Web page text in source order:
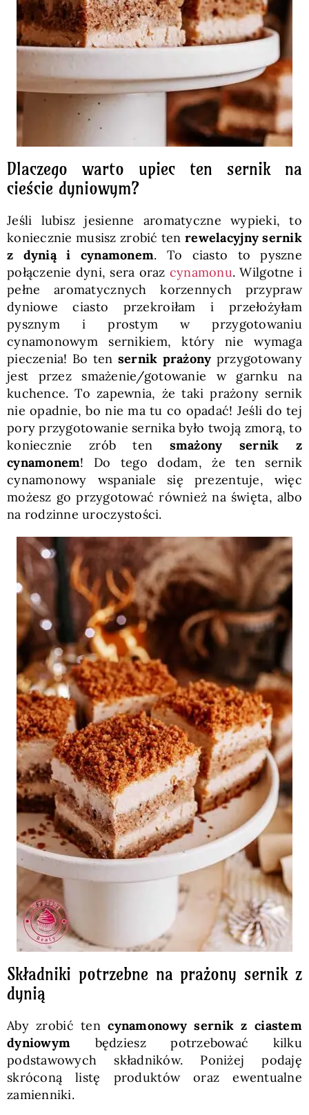
Dlaczego warto upiec ten sernik na
cieście dyniowym?
Jeśli lubisz jesienne aromatyczne wypieki, to
koniecznie musisz zrobić tenrewelacyjny sernik
z dynią i cynamonem. To ciasto to pyszne
połączenie dyni, sera oraz cynamonu. Wilgotne i
pełne aromatycznych korzennych przypraw
dyniowe ciasto przekroiłam i przełożyłam
pysznym i prostym w przygotowaniu
cynamonowym sernikiem, który nie wymaga
pieczenia! Bo ten sernik prażony przygotowany
jest przez smażenie/gotowanie w garnku na
kuchence. To zapewnia, że taki prażony sernik
nie opadnie, bo nie ma tu co opadać! Jeśli do tej
pory przygotowanie sernika było twoją zmorą, to
koniecznie zrób ten smażony sernik z
cynamonem! Do tego dodam, że ten sernik
cynamonowy wspaniale się prezentuje, więc
możesz go przygotować również na święta, albo
na rodzinne uroczystości.
Składniki potrzebne na prażony sernik z
dynią
Aby zrobić tencynamonowy sernik z ciastem
dyniowym będziesz potrzebować kilku
podstawowych składników. Poniżej podaję
skróconą listę produktów oraz ewentualne
zamienniki.